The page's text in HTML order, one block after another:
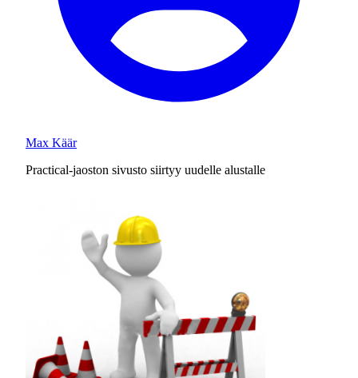
Max Käär
Practical-jaoston sivusto siirtyy uudelle alustalle